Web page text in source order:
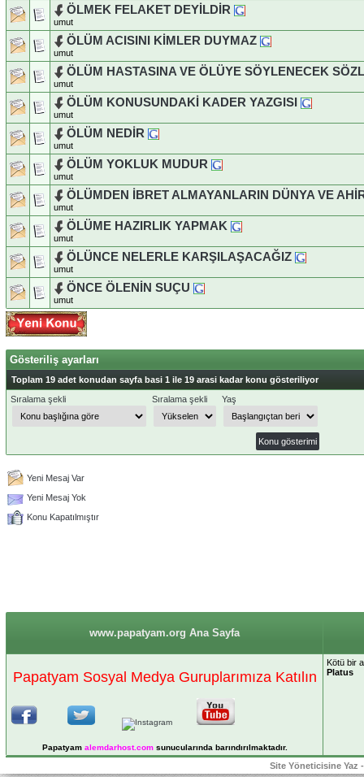
ÖLMEK FELAKET DEYİLDİR
umut
ÖLÜM ACISINI KİMLER DUYMAZ
umut
ÖLÜM HASTASINA VE ÖLÜYE SÖYLENECEK
umut
ÖLÜM KONUSUNDAKİ KADER YAZGISI
umut
ÖLÜM NEDİR
umut
ÖLÜM YOKLUK MUDUR
umut
ÖLÜMDEN İBRET ALMAYANLARIN DÜNYA VE
umut
ÖLÜME HAZIRLIK YAPMAK
umut
ÖLÜNCE NELERLE KARŞILAŞACAĞIZ
umut
ÖNCE ÖLENİN SUÇU
umut
Gösteriliş ayarları
Toplam 19 adet konudan sayfa basi 1 ile 19 arasi kadar konu gösteriliyor
Sıralama şekli
Sıralama şekli Yaş
Yeni Mesaj Var
Yeni Mesaj Yok
Konu Kapatılmıştır
www.papatyam.org Ana Sayfa
Papatyam Sosyal Medya Guruplarımıza Katılın
Papatyam alemdarhost.comsunucularında barındırılmaktadır.
Kötü bir
Platus
Site Yöneticisine Yaz